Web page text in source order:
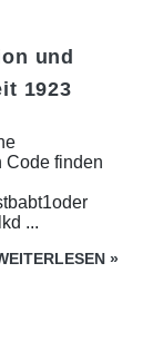
und
1923
Code finden
...
»